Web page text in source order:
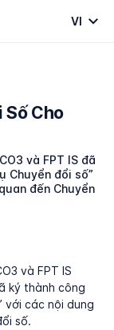
VI
Số Cho
và FPT IS đã
Chuyển đổi số”
đến Chuyển
và FPT IS
ký thành công
với các nội dung
số.